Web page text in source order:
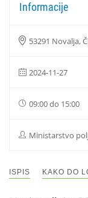
Informacije
53291 Novalja,
2024-11-27
09:00 do 15:00
Ministarstvo
ISPIS KAKO DO